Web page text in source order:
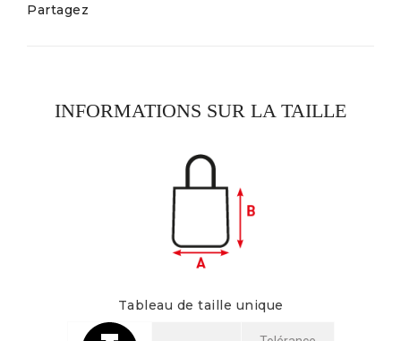
Partagez
INFORMATIONS SUR LA TAILLE
Tableau de taille unique